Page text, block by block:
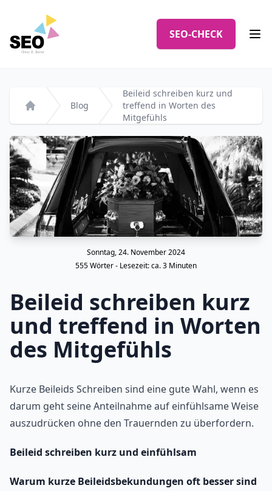
SEO-CHECK
Startseite
Blog
Beileid schreiben kurz und
treffend in Worten des
Mitgefühls
Sonntag, 24. November 2024
555Wörter - Lesezeit: ca.3 Minuten
Beileid schreiben kurz
und treffend in Worten
des Mitgefühls
Kurze Beileids Schreiben sind eine gute Wahl, wenn es
darum geht seine Anteilnahme auf einfühlsame Weise
auszudrücken ohne den Trauernden zu überfordern.
Beileid schreiben kurz und einfühlsam
Warum kurze Beileidsbekundungen oft besser sind